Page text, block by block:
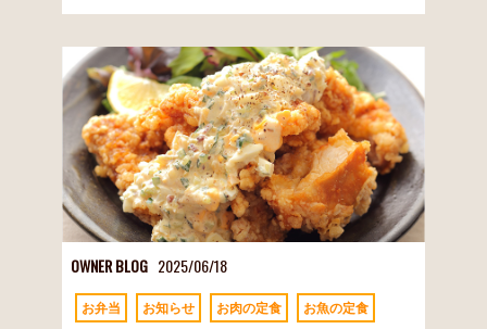
OWNER BLOG 2025/06/18
お弁当 お知らせ お肉の定食 お魚の定食